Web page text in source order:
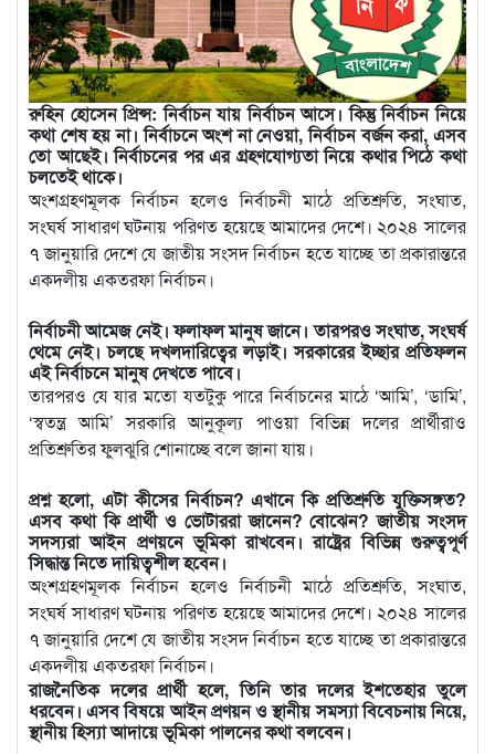
রুহিন হোসেন প্রিন্স: নির্বাচন যায় নির্বাচন আসে। কিন্তু নির্বাচন নিয়ে
কথা শেষ হয় না। নির্বাচনে অংশ না নেওয়া, নির্বাচন বর্জন করা, এসব
তো আছেই। নির্বাচনের পর এর গ্রহণযোগ্যতা নিয়ে কথার পিঠে কথা
চলতেই থাকে।
অংশগ্রহণমূলক নির্বাচন হলেও নির্বাচনী মাঠে প্রতিশ্রুতি, সংঘাত,
সংঘর্ষ সাধারণ ঘটনায় পরিণত হয়েছে আমাদের দেশে। ২০২৪ সালের
৭ জানুয়ারি দেশে যে জাতীয় সংসদ নির্বাচন হতে যাচ্ছে তা প্রকারান্তরে
একদলীয় একতরফা নির্বাচন।
নির্বাচনী আমেজ নেই। ফলাফল মানুষ জানে। তারপরও সংঘাত, সংঘর্ষ
থেমে নেই। চলছে দখলদারিত্বের লড়াই। সরকারের ইচ্ছার প্রতিফলন
এই নির্বাচনে মানুষ দেখতে পাবে।
তারপরও যে যার মতো যতটুকু পারে নির্বাচনের মাঠে ‘আমি’, ‘ডামি’,
‘স্বতন্ত্র আমি’ সরকারি আনুকূল্য পাওয়া বিভিন্ন দলের প্রার্থীরাও
প্রতিশ্রুতির ফুলঝুরি শোনাচ্ছে বলে জানা যায়।
প্রশ্ন হলো, এটা কীসের নির্বাচন? এখানে কি প্রতিশ্রুতি যুক্তিসঙ্গত?
এসব কথা কি প্রার্থী ও ভোটাররা জানেন? বোঝেন? জাতীয় সংসদ
সদস্যরা আইন প্রণয়নে ভূমিকা রাখবেন। রাষ্ট্রের বিভিন্ন গুরুত্বপূর্ণ
সিদ্ধান্ত নিতে দায়িত্বশীল হবেন।
অংশগ্রহণমূলক নির্বাচন হলেও নির্বাচনী মাঠে প্রতিশ্রুতি, সংঘাত,
সংঘর্ষ সাধারণ ঘটনায় পরিণত হয়েছে আমাদের দেশে। ২০২৪ সালের
৭ জানুয়ারি দেশে যে জাতীয় সংসদ নির্বাচন হতে যাচ্ছে তা প্রকারান্তরে
একদলীয় একতরফা নির্বাচন।
রাজনৈতিক দলের প্রার্থী হলে, তিনি তার দলের ইশতেহার তুলে
ধরবেন। এসব বিষয়ে আইন প্রণয়ন ও স্থানীয় সমস্যা বিবেচনায় নিয়ে,
স্থানীয় হিস্যা আদায়ে ভূমিকা পালনের কথা বলবেন।